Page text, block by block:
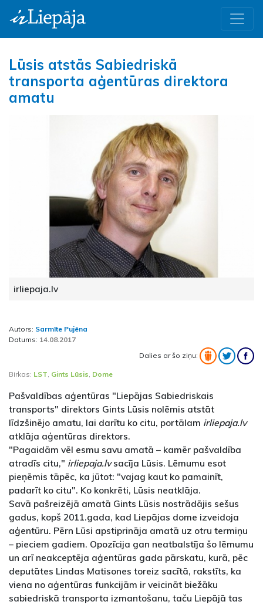
Lūsis atstās Sabiedriskā
transporta aģentūras direktora
amatu
irliepaja.lv
Autors: Sarmīte Pujēna
Datums: 14.08.2017
Dalies ar šo ziņu:
Birkas: LST, Gints Lūsis, Dome
Pašvaldības aģentūras "Liepājas Sabiedriskais
transports" direktors Gints Lūsis nolēmis atstāt
līdzšinējo amatu, lai darītu ko citu, portālam irliepaja.lv
atklāja aģentūras direktors.
"Pagaidām vēl esmu savu amatā – kamēr pašvaldība
atradīs citu," irliepaja.lvsacīja Lūsis. Lēmumu esot
pieņēmis tāpēc, ka jūtot: "vajag kaut ko pamainīt,
padarīt ko citu". Ko konkrēti, Lūsis neatklāja.
Savā pašreizējā amatā Gints Lūsis nostrādājis sešus
gadus, kopš 2011.gada, kad Liepājas dome izveidoja
aģentūru. Pērn Lūsi apstiprināja amatā uz otru termiņu
– pieciem gadiem. Opozīcija gan neatbalstīja šo lēmumu
un arī neakceptēja aģentūras gada pārskatu, kurā, pēc
deputātes Lindas Matisones toreiz sacītā, rakstīts, ka
viena no aģentūras funkcijām ir veicināt biežāku
sabiedriskā transporta izmantošanu, taču Liepājā tas